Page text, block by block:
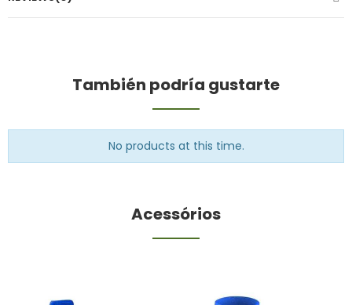
También podría gustarte
No products at this time.
Acessórios